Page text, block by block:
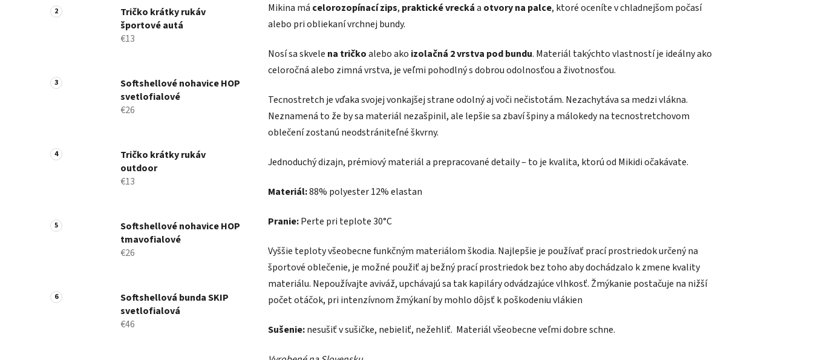
Tričko krátky rukáv
športové autá
€13
Softshellové nohavice HOP
svetlofialové
€26
Tričko krátky rukáv
outdoor
€13
Softshellové nohavice HOP
tmavofialové
€26
Softshellová bunda SKIP
svetlofialová
€46
Mikina má celorozopínací zips, praktické vreckáa otvory na palce, ktoré oceníte v chladnejšom počasí
alebo pri obliekaní vrchnej bundy.
Nosí sa skvele na tričkoalebo ako izolačná 2 vrstva pod bundu. Materiál takýchto vlastností je ideálny ako
celoročná alebo zimná vrstva, je veľmi pohodlný s dobrou odolnosťou a životnosťou.
Tecnostretch je vďaka svojej vonkajšej strane odolný aj voči nečistotám. Nezachytáva sa medzi vlákna.
Neznamená to že by sa materiál nezašpinil, ale lepšie sa zbaví špinya málokedy na tecnostretchovom
oblečení zostanú neodstrániteľné škvrny.
Jednoduchý dizajn, prémiový materiál a prepracované detaily – to je kvalita, ktorú od Mikidi očakávate.
Materiál:88% polyester 12% elastan
Pranie:Perte pri teplote 30°C
Vyššie teploty všeobecne funkčným materiálom škodia. Najlepšie je používať prací prostriedok určený na
športové oblečenie, je možné použiť aj bežný prací prostriedok bez toho aby dochádzalo k zmene kvality
materiálu. Nepoužívajte aviváž, upchávajú sa tak kapiláry odvádzajúce vlhkosť. Žmýkanie postačuje na nižší
počet otáčok, pri intenzívnom žmýkaní by mohlo dôjsť k poškodeniu vlákien
Sušenie:nesušiť v sušičke, nebieliť, nežehliť. Materiál všeobecne veľmi dobre schne.